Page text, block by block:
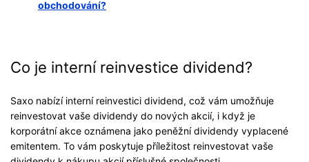
obchodování?
Co je interní reinvestice dividend?
Saxo nabízí interní reinvestici dividend, což vám umožňuje
reinvestovat vaše dividendy do nových akcií, i když je
korporátní akce oznámena jako peněžní dividendy vyplacené
emitentem. To vám poskytuje příležitost reinvestovat vaše